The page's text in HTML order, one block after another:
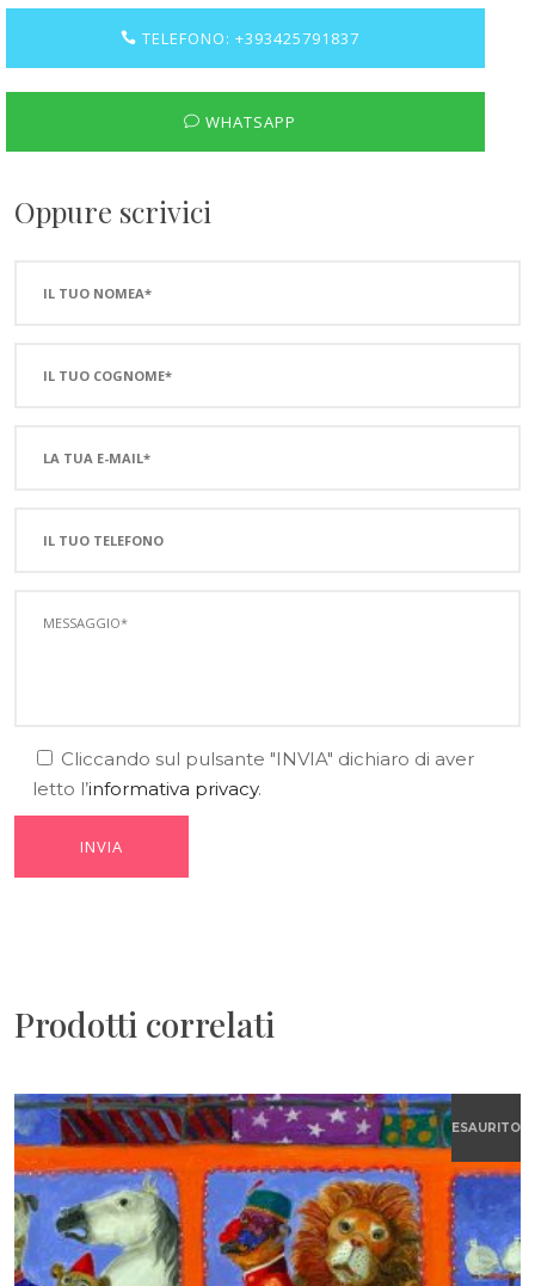
TELEFONO: +393425791837
WHATSAPP
Oppure scrivici
Cliccando sul pulsante "INVIA" dichiaro di aver
letto l’informativa privacy.
Prodotti correlati
ESAURITO